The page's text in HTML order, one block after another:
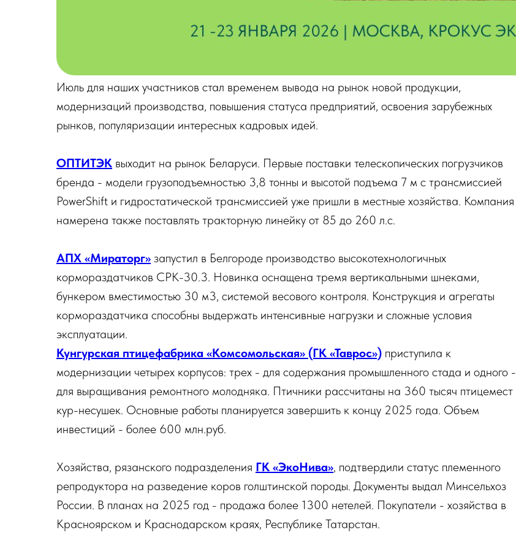
Июль для наших участников стал временем вывода на рынок новой продукции,
модернизаций производства, повышения статуса предприятий, освоения зарубежных
рынков, популяризации интересных кадровых идей.
ОПТИТЭК выходит на рынок Беларуси. Первые поставки телескопических погрузчиков
бренда - модели грузоподъемностью 3,8 тонны и высотой подъема 7 м с трансмиссией
PowerShift и гидростатической трансмиссией уже пришли в местные хозяйства. Компания
намерена также поставлять тракторную линейку от 85 до 260 л.с.
АПХ «Мираторг» запустил в Белгороде производство высокотехнологичных
кормораздатчиков СРК-30.3. Новинка оснащена тремя вертикальными шнеками,
бункером вместимостью 30 м3, системой весового контроля. Конструкция и агрегаты
кормораздатчика способны выдержать интенсивные нагрузки и сложные условия
эксплуатации.
Кунгурская птицефабрика «Комсомольская» (ГК «Таврос») приступила к
модернизации четырех корпусов: трех - для содержания промышленного стада и одного -
для выращивания ремонтного молодняка. Птичники рассчитаны на 360 тысяч птицемест
кур-несушек. Основные работы планируется завершить к концу 2025 года. Объем
инвестиций - более 600 млн.руб.
Хозяйства, рязанского подразделения ГК «ЭкоНива», подтвердили статус племенного
репродуктора на разведение коров голштинской породы. Документы выдал Минсельхоз
России. В планах на 2025 год - продажа более 1300 нетелей. Покупатели - хозяйства в
Красноярском и Краснодарском краях, Республике Татарстан.